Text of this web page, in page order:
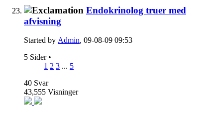
Endokrinolog truer med
afvisning
Started by Admin, 09-08-09 09:53
5 Sider •
1 2 3 ... 5
40 Svar
43,555 Visninger